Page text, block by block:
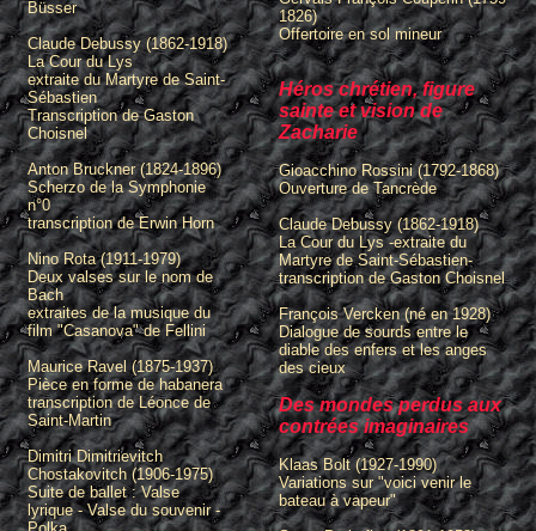
Büsser
Claude Debussy (1862-1918)
La Cour du Lys
extraite du Martyre de Saint-
Sébastien
Transcription de Gaston
Choisnel
Anton Bruckner (1824-1896)
Scherzo de la Symphonie
n°0
transcription de Erwin Horn
Nino Rota (1911-1979)
Deux valses sur le nom de
Bach
extraites de la musique du
film "Casanova" de Fellini
Maurice Ravel (1875-1937)
Pièce en forme de habanera
transcription de Léonce de
Saint-Martin
Dimitri Dimitrievitch
Chostakovitch (1906-1975)
Suite de ballet : Valse
lyrique - Valse du souvenir -
1826)
Offertoire en sol mineur
Héros chrétien, figure
sainte et vision de
Zacharie
Gioacchino Rossini (1792-1868)
Ouverture de Tancrède
Claude Debussy (1862-1918)
La Cour du Lys -extraite du
Martyre de Saint-Sébastien-
transcription de Gaston Choisnel
François Vercken (né en 1928)
Dialogue de sourds entre le
diable des enfers et les anges
des cieux
Des mondes perdus aux
contrées imaginaires
Klaas Bolt (1927-1990)
Variations sur "voici venir le
bateau à vapeur"